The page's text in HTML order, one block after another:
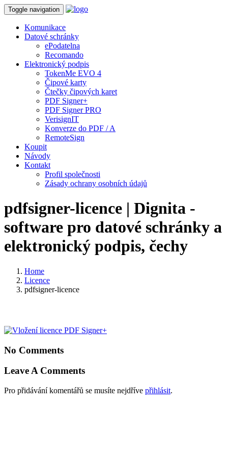
Toggle navigation
Komunikace
Datové schránky
ePodatelna
Recomando
Elektronický podpis
TokenMe EVO 4
Čipové karty
Čtečky čipových karet
PDF Signer+
PDF Signer PRO
VerisignIT
Konverze do PDF / A
RemoteSign
Koupit
Návody
Kontakt
Profil společnosti
Zásady ochrany osobních údajů
pdfsigner-licence | Dignita -
software pro datové schránky a
elektronický podpis, čechy
Home
Licence
pdfsigner-licence
No Comments
Leave A Comments
Pro přidávání komentářů se musíte nejdříve přihlásit.